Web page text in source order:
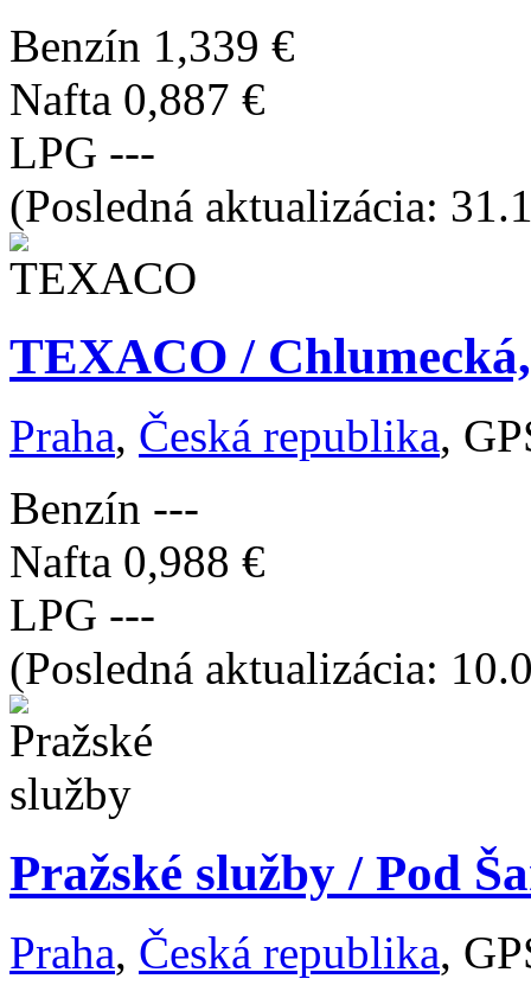
Benzín 1,339 €
Nafta 0,887 €
LPG ---
(Posledná aktualizácia:
TEXACO /
Praha, Česká republika,
Benzín ---
Nafta 0,988 €
LPG ---
(Posledná aktualizácia:
Pražské služby / Pod
Praha, Česká republika,